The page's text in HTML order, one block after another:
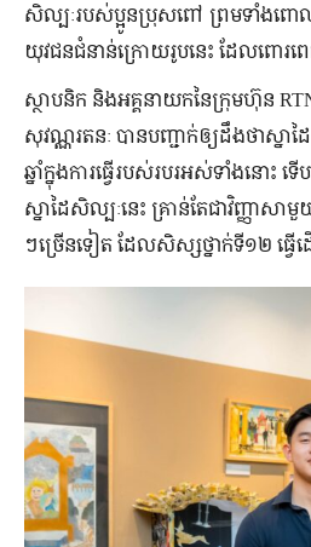
សិល្បៈ​របស់​ប្អូន​ប្រុស​ពៅ ព្រម​ទាំង​ព
យុវជន​ជំនាន់​ក្រោយរូបនេះ ដែល​ពោរព
ស្ថាបនិក និង​អគ្គនាយក​នៃ​ក្រុមហ៊ុន
សុវណ្ណរតនៈ បាន​បញ្ជាក់​ឲ្យ​ដឹង​ថា​ស្ន
ឆ្នាំ​​ក្នុង​ការ​ធ្វើ​របស់របរ​អស់​ទាំង​នោះ ទ
ស្នាដៃ​សិល្បៈ​នេះ គ្រាន់តែ​ជា​វិញ្ញាស
ៗ​ច្រើន​ទៀត ដែល​សិស្ស​ថ្នាក់​ទី​១២ ធ្វើ​ដ